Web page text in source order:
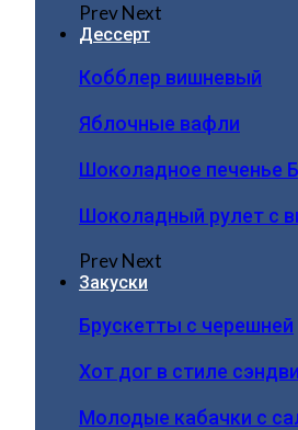
PrevNext
Дессерт
Кобблер вишневый
Яблочные вафли
Шоколадное печенье
Шоколадный рулет с
PrevNext
Закуски
Брускетты с черешней
Хот дог в стиле
Молодые кабачки с